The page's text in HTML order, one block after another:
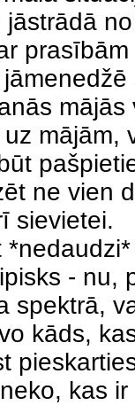
jāstrādā
mājām,
ne vien
sievietei.
- nu,
spektrā,
kāds,
kas ir